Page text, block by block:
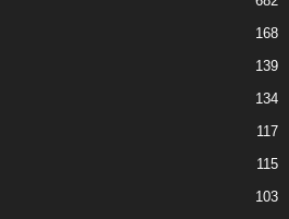
168
139
134
117
115
103